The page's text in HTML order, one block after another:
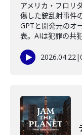
アメリカ・フロリ
傷した銃乱射事件
GPTと開発元のオ
表。AIは犯罪の共
2026.04.22|